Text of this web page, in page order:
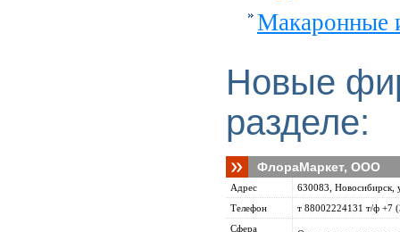
Макаронные
Новые
разделе:
ФлораМаркет, ООО
Адрес
630083, Новосибирск,
Телефон
т 88002224131 т/ф +7
Сфера